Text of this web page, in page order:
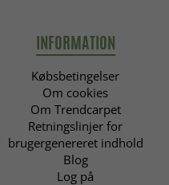
INFORMATION
Købsbetingelser
Om cookies
Om Trendcarpet
Retningslinjer for
brugergenereret indhold
Blog
Log på